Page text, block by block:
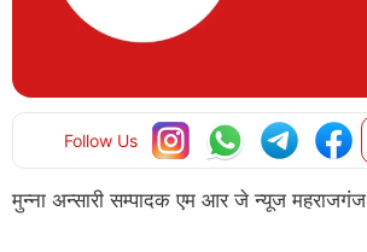
Follow Us
मुन्ना अन्सारी सम्पादक एम आर जे न्यूज महराजगंज